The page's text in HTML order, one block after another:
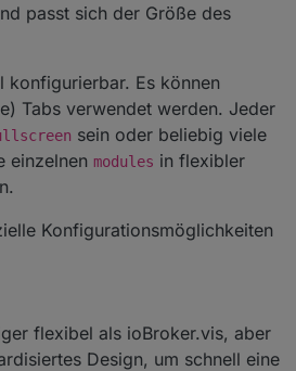
passt sich der Größe des
konfigurierbar. Es können
Tabs verwendet werden. Jeder
sein oder beliebig viele
einzelnen modules in flexibler
Konfigurationsmöglichkeiten
flexibel als ioBroker.vis, aber
Design, um schnell eine